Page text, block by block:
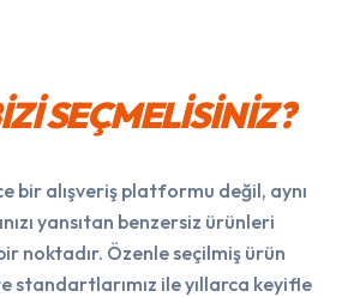
SEÇMELİSİNİZ?
bir alışveriş platformu değil, aynı
yansıtan benzersiz ürünleri
noktadır. Özenle seçilmiş ürün
standartlarımız ile yıllarca keyifle